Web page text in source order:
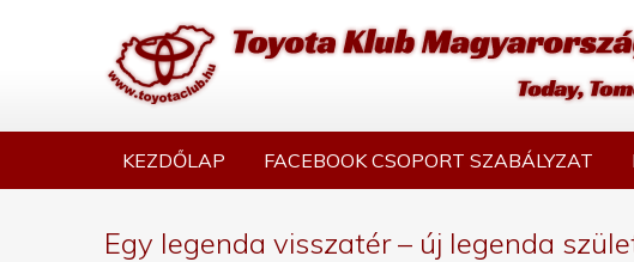
KEZDŐLAP FACEBOOK CSOPORT SZABÁLYZAT
Egy legenda visszatér – új legenda